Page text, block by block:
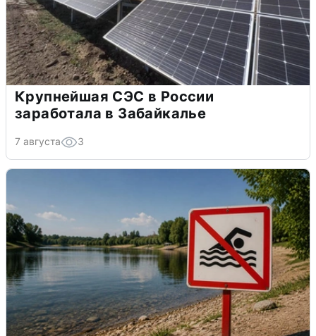
Крупнейшая СЭС в России
заработала в Забайкалье
7 августа 3